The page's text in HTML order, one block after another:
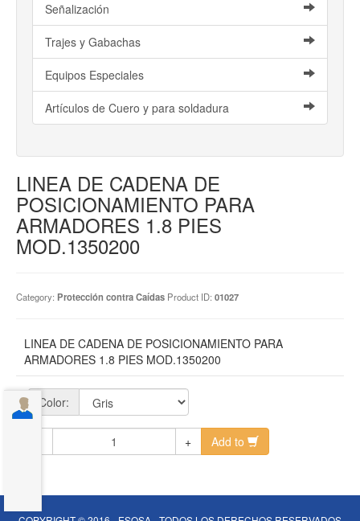
Señalización
Trajes y Gabachas
Equipos Especiales
Artículos de Cuero y para soldadura
LINEA DE CADENA DE
POSICIONAMIENTO PARA
ARMADORES 1.8 PIES
MOD.1350200
Category: Protección contra Caídas Product ID: 01027
LINEA DE CADENA DE POSICIONAMIENTO PARA
ARMADORES 1.8 PIES MOD.1350200
Color:
+ Add to